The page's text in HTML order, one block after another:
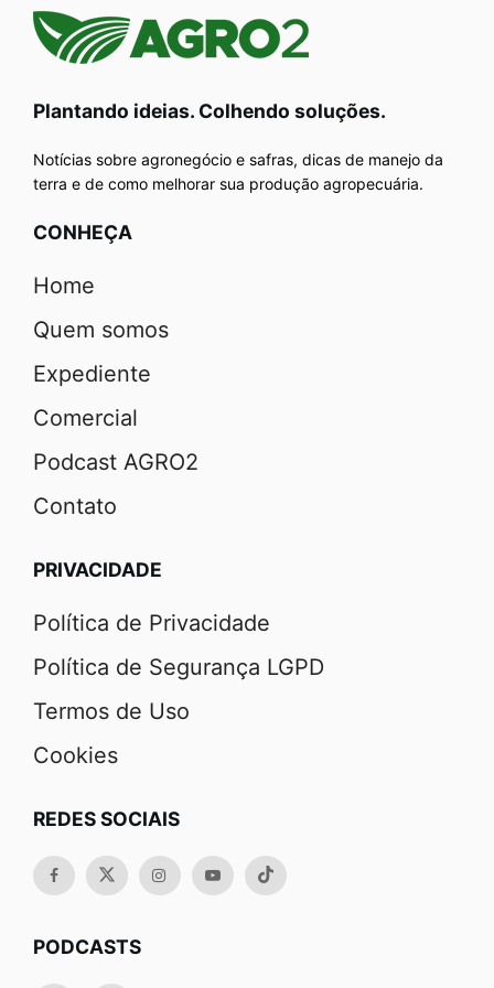
Plantando ideias. Colhendo soluções.
Notícias sobre agronegócio e safras, dicas de manejo da
terra e de como melhorar sua produção agropecuária.
CONHEÇA
Home
Quem somos
Expediente
Comercial
Podcast AGRO2
Contato
PRIVACIDADE
Política de Privacidade
Política de Segurança LGPD
Termos de Uso
Cookies
REDES SOCIAIS
PODCASTS